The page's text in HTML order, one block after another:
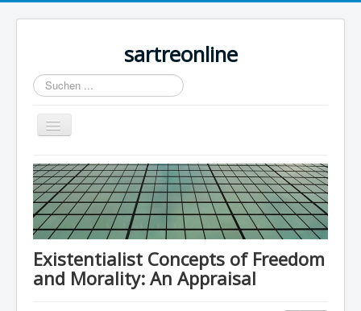
sartreonline
Suchen
...
Navigation
an/aus
Home
Texte
Videos
Lexika
Existentialist Concepts of Freedom
and Morality: An Appraisal